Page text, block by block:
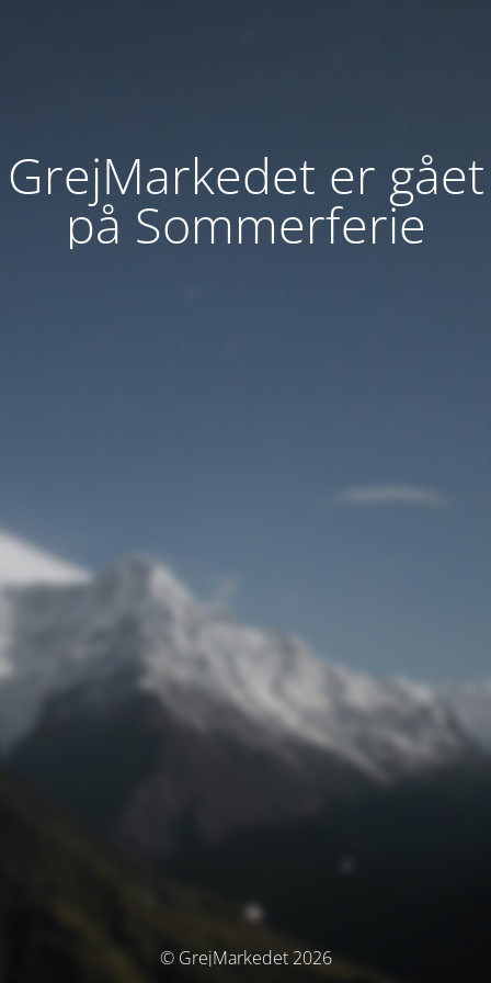
GrejMarkedet er gået
på Sommerferie
© GrejMarkedet 2026